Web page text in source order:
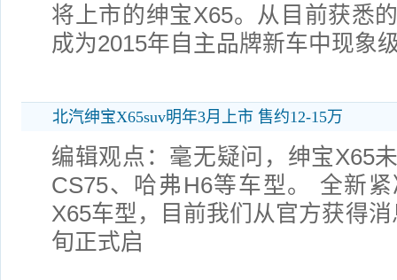
将上市的绅宝X65。从目前获悉
成为2015年自主品牌新车中现象
北汽绅宝X65suv明年3月上市 售约12-15万
编辑观点：毫无疑问，绅宝X65
CS75、哈弗H6等车型。 全新
X65车型，目前我们从官方获得
旬正式启